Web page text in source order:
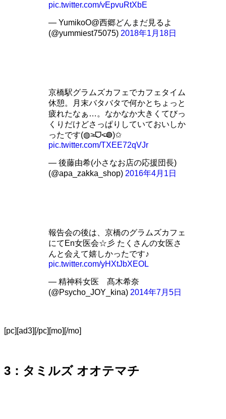
pic.twitter.com/vEpvuRtXbE
— YumikoO@西郷どんまだ見るよ
(@yummiest75075) 2018年1月18日
京橋駅グラムズカフェでカフェタイム
休憩。月末バタバタで何かとちょっと
疲れたなぁ…。なかなか大きくてびっ
くりだけどさっぱりしていておいしか
ったです(◍︎˃̶ᗜ˂̶◍︎)✩︎
pic.twitter.com/TXEE72qVJr
— 後藤由希(小さなお店の応援団長)
(@apa_zakka_shop) 2016年4月1日
報告会の後は、京橋のグラムズカフェ
にてEn女医会☆彡 たくさんの女医さ
んと会えて嬉しかったです♪
pic.twitter.com/yHXtJbXEOL
— 精神科女医 髙木希奈
(@Psycho_JOY_kina) 2014年7月5日
[pc][ad3][/pc][mo][/mo]
3：タミルズ オオテマチ